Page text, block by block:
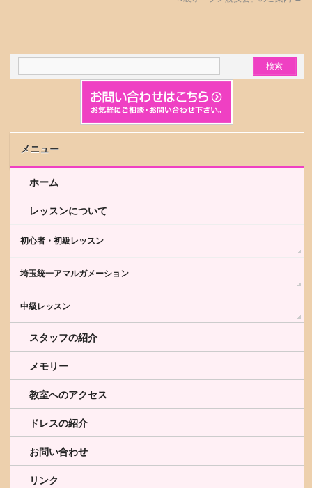
メニュー
ホーム
レッスンについて
初心者・初級レッスン
埼玉統一アマルガメーション
中級レッスン
スタッフの紹介
メモリー
教室へのアクセス
ドレスの紹介
お問い合わせ
リンク